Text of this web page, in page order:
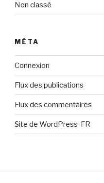
Non classé
MÉTA
Connexion
Flux des publications
Flux des commentaires
Site de WordPress-FR